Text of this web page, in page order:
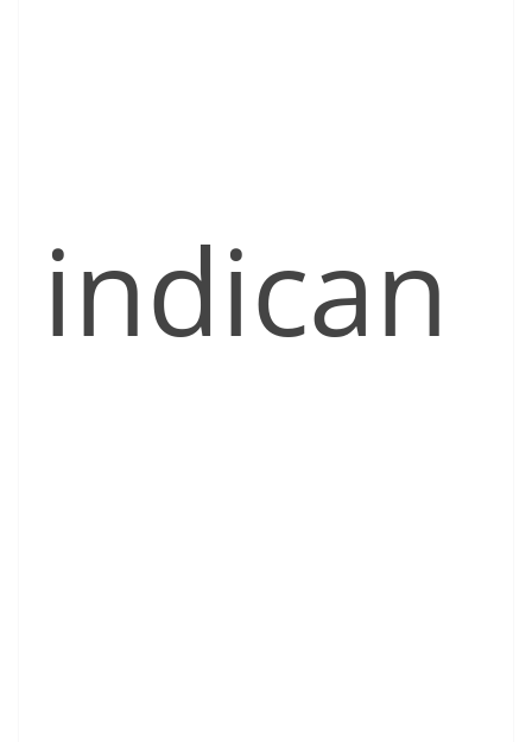
indican